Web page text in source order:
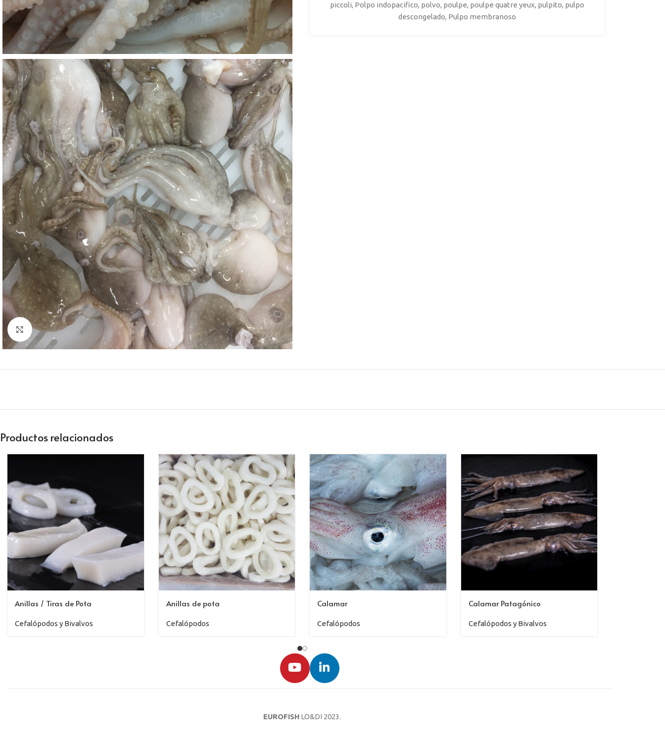
Clic para ampliar
piccoli, Polpo indopacifico, polvo, poulpe, poulpe quatre yeux, pulpito, pulpo
descongelado, Pulpo membranoso
Productos relacionados
Anillas / Tiras de Pota
Cefalópodos y Bivalvos
Anillas de pota
Cefalópodos
Calamar
Cefalópodos
Calamar Patagónico
Cefalópodos y Bivalvos
EUROFISH LO&DI 2023.